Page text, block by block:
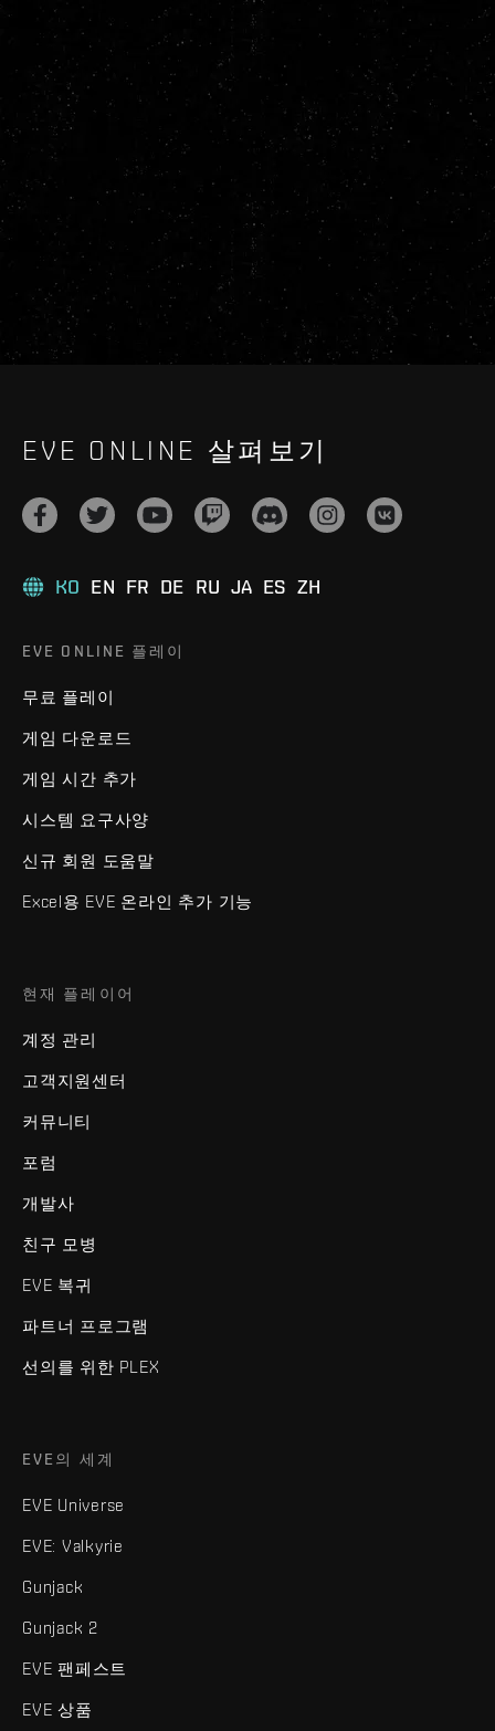
EVE ONLINE 살펴보기
KO EN FR DE RU JA ES ZH
EVE ONLINE 플레이
무료 플레이
게임 다운로드
게임 시간 추가
시스템 요구사양
신규 회원 도움말
Excel용 EVE 온라인 추가 기능
현재 플레이어
계정 관리
고객지원센터
커뮤니티
포럼
개발사
친구 모병
EVE 복귀
파트너 프로그램
선의를 위한 PLEX
EVE의 세계
EVE Universe
EVE: Valkyrie
Gunjack
Gunjack 2
EVE 팬페스트
EVE 상품